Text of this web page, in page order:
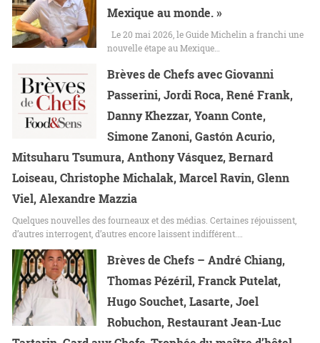
Mexique au monde. »
Le 20 mai 2026, le Guide Michelin a franchi une
nouvelle étape au Mexique…
Brèves de Chefs avec Giovanni
Passerini, Jordi Roca, René Frank,
Danny Khezzar, Yoann Conte,
Simone Zanoni, Gastón Acurio,
Mitsuharu Tsumura, Anthony Vásquez, Bernard
Loiseau, Christophe Michalak, Marcel Ravin, Glenn
Viel, Alexandre Mazzia
Quelques nouvelles des fourneaux et des médias. Certaines réjouissent,
d’autres interrogent, d’autres encore laissent indifférent.…
Brèves de Chefs – André Chiang,
Thomas Pézéril, Franck Putelat,
Hugo Souchet, Lasarte, Joel
Robuchon, Restaurant Jean-Luc